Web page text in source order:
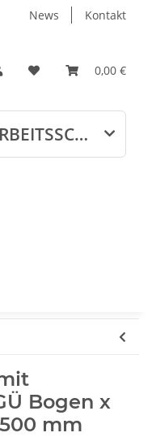
News Kontakt
0,00 €
ARBEITSSCHUTZ
Bogen x
mm